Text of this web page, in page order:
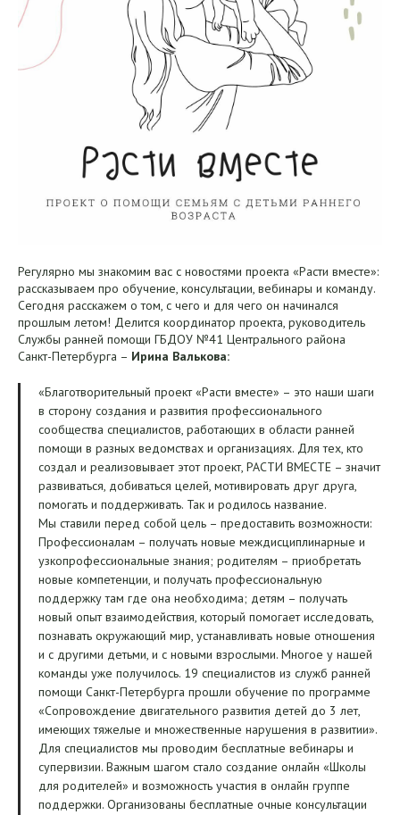
Регулярно мы знакомим вас с новостями проекта «Расти вместе»:
рассказываем про обучение, консультации, вебинары и команду.
Сегодня расскажем о том, с чего и для чего он начинался
прошлым летом! Делится координатор проекта, руководитель
Службы ранней помощи ГБДОУ №41 Центрального района
Санкт-Петербурга – Ирина Валькова:
«Благотворительный проект «Расти вместе» – это наши шаги
в сторону создания и развития профессионального
сообщества специалистов, работающих в области ранней
помощи в разных ведомствах и организациях. Для тех, кто
создал и реализовывает этот проект, РАСТИ ВМЕСТЕ – значит
развиваться, добиваться целей, мотивировать друг друга,
помогать и поддерживать. Так и родилось название.
Мы ставили перед собой цель – предоставить возможности:
Профессионалам – получать новые междисциплинарные и
узкопрофессиональные знания; родителям – приобретать
новые компетенции, и получать профессиональную
поддержку там где она необходима; детям – получать
новый опыт взаимодействия, который помогает исследовать,
познавать окружающий мир, устанавливать новые отношения
и с другими детьми, и с новыми взрослыми. Многое у нашей
команды уже получилось. 19 специалистов из служб ранней
помощи Санкт-Петербурга прошли обучение по программе
«Сопровождение двигательного развития детей до 3 лет,
имеющих тяжелые и множественные нарушения в развитии».
Для специалистов мы проводим бесплатные вебинары и
супервизии. Важным шагом стало создание онлайн «Школы
для родителей» и возможность участия в онлайн группе
поддержки. Организованы бесплатные очные консультации